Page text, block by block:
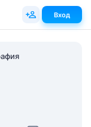
Вход